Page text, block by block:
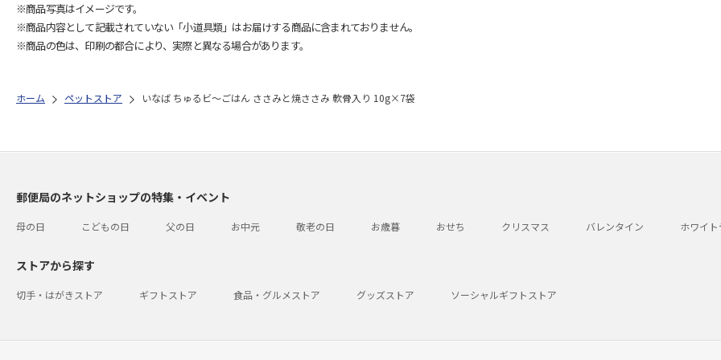
※商品写真はイメージです。
※商品内容として記載されていない「小道具類」はお届けする商品に含まれておりません。
※商品の色は、印刷の都合により、実際と異なる場合があります。
ホーム ペットストア いなば ちゅるビ～ごはん ささみと焼ささみ 軟骨入り 10g×7袋
郵便局のネットショップの特集・イベント
母の日 こどもの日 父の日 お中元 敬老の日 お歳暮 おせち クリスマス バレンタイン ホワイ
ストアから探す
切手・はがきストア ギフトストア 食品・グルメストア グッズストア ソーシャルギフトストア